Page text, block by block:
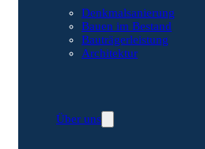
Denkmalsanierung
Bauen im Bestand
Bauträgerleistung
Architektur
Über uns